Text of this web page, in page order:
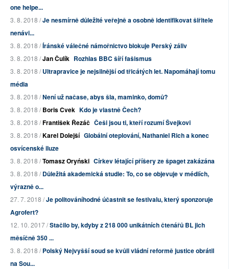
one helpe...
3. 8. 2018 /Je nesmírně důležité veřejně a osobně identifikovat šiřitele
nenávi...
3. 8. 2018 /Íránské válečné námořnictvo blokuje Perský záliv
3. 8. 2018 /Jan Čulík Rozhlas BBC šíří fašismus
3. 8. 2018 /Ultrapravice je nejsilnější od třicátých let. Napomáhají tomu
média
3. 8. 2018 /Není už načase, abys šla, maminko, domů?
3. 8. 2018 /Boris Cvek Kdo je vlastně Čech?
3. 8. 2018 /František Řezáč Češi jsou ti, kteří rozumí Švejkovi
3. 8. 2018 /Karel Dolejší Globální oteplování, Nathaniel Rich a konec
osvícenské iluze
3. 8. 2018 /Tomasz Oryński Církev létající příšery ze špaget zakázána
3. 8. 2018 /Důležitá akademická studie: To, co se objevuje v médiích,
výrazně o...
27. 7. 2018 /Je politováníhodné účastnit se festivalu, který sponzoruje
Agrofert?
12. 10. 2017 /Stačilo by, kdyby z 218 000 unikátních čtenářů BL jich
měsíčně 350 ...
3. 8. 2018 /Polský Nejvyšší soud se kvůli vládní reformě justice obrátil
na Sou...